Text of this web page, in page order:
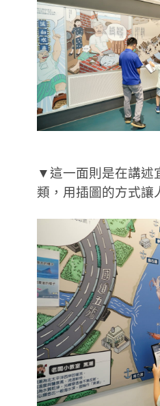
▼這一面則是在講述
類，用插圖的方式讓